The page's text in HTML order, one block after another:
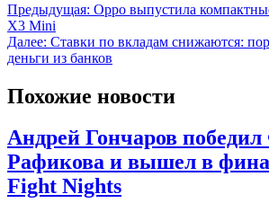
Предыдущая: Oppo выпустила
X3 Mini
Далее: Ставки по вкладам снижаются:
деньги из банков
Похожие новости
Андрей Гончаров
Рафикова и вышел в
Fight Nights